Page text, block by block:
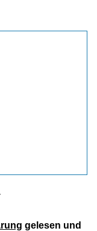
gelesen und